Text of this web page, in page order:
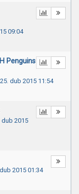
09:04
Penguins
dub 2015 11:54
dub 2015
2015 01:34